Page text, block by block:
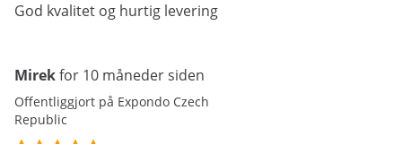
God kvalitet og hurtig levering
Mirekfor 10 måneder siden
Offentliggjort på Expondo Czech
Republic